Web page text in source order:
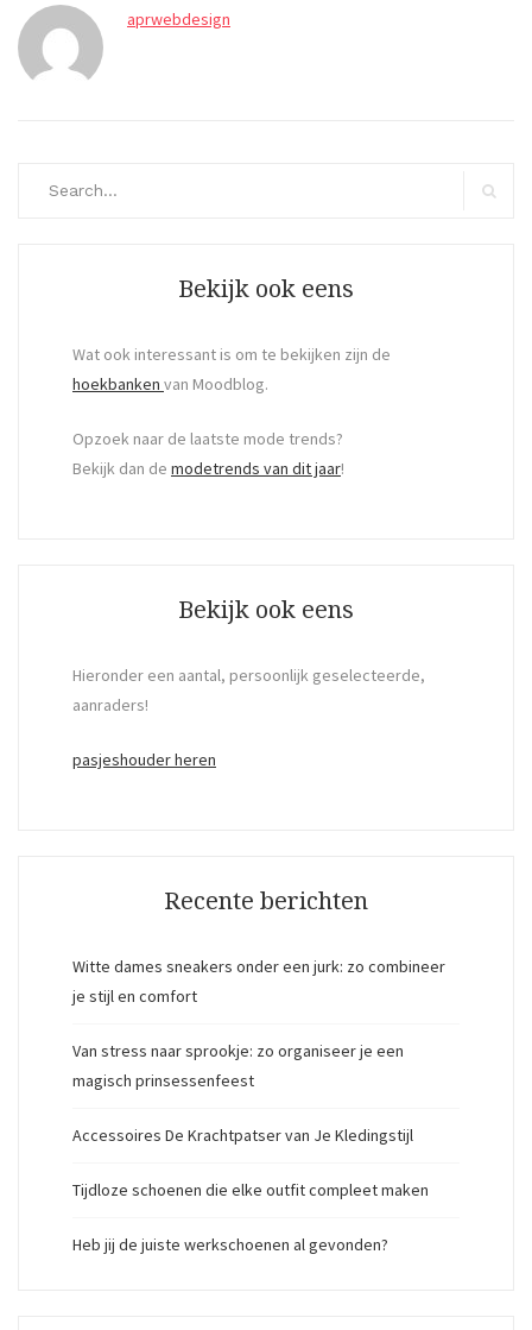
aprwebdesign
Bekijk ook eens
Wat ook interessant is om te bekijken zijn de
hoekbanken van Moodblog.
Opzoek naar de laatste mode trends?
Bekijk dan de modetrends van dit jaar!
Bekijk ook eens
Hieronder een aantal, persoonlijk geselecteerde,
aanraders!
pasjeshouder heren
Recente berichten
Witte dames sneakers onder een jurk: zo combineer
je stijl en comfort
Van stress naar sprookje: zo organiseer je een
magisch prinsessenfeest
Accessoires De Krachtpatser van Je Kledingstijl
Tijdloze schoenen die elke outfit compleet maken
Heb jij de juiste werkschoenen al gevonden?